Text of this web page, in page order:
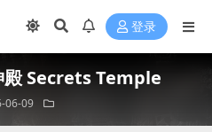
登录
殿 Secrets Temple
06-09